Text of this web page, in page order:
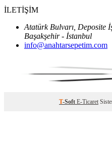
İLETİŞİM
Atatürk Bulvarı, Deposite
Başakşehir - İstanbul
info@anahtarsepetim.com
T-Soft E-Ticaret